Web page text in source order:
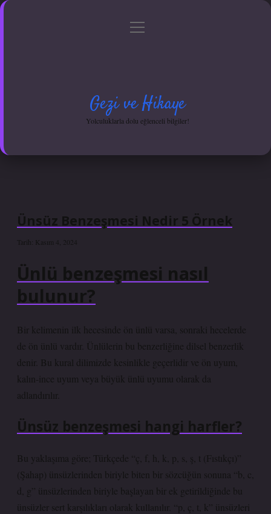
Gizlilik Politikası
menüyü
Gezi ve Hikaye
Yolculuklarla dolu eğlenceli bilgiler!
Ünsüz Benzeşmesi Nedir 5 Örnek
Tarih: Kasım 4, 2024
Ünlü benzeşmesi nasıl
bulunur?
Bir kelimenin ilk hecesinde ön ünlü varsa, sonraki hecelerde
de ön ünlü vardır. Ünlülerin bu benzerliğine dilsel benzerlik
denir. Bu kural dilimizde kesinlikle geçerlidir ve ön uyum,
kalın-ince uyum veya büyük ünlü uyumu olarak da
adlandırılır.
Ünsüz benzeşmesi hangi harfler?
Bu yaklaşıma göre; Türkçede “ç, f, h, k, p, s, ş, t (Fıstıkçı)”
(Şahap) ünsüzlerinden biriyle biten bir sözcüğün sonuna “b, c,
d, g” ünsüzlerinden biriyle başlayan bir ek getirildiğinde bu
ünsüzler sert karşılıkları olarak kullanılır. “p, ç, t, k” ünsüzleri